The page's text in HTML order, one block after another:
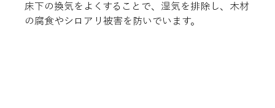
床下の換気をよくすることで、湿気を排除し、木材
の腐食やシロアリ被害を防いでいます。